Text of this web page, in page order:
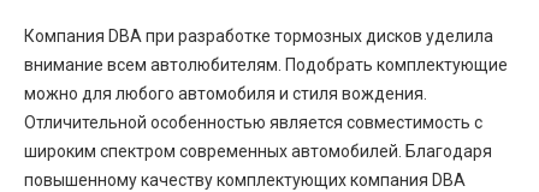
Компания DBA при разработке тормозных дисков уделила
внимание всем автолюбителям. Подобрать комплектующие
можно для любого автомобиля и стиля вождения.
Отличительной особенностью является совместимость с
широким спектром современных автомобилей. Благодаря
повышенному качеству комплектующих компания DBA